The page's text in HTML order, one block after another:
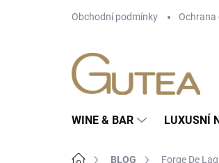
Obchodní podmínky Ochrana
WINE & BAR LUXUSNÍ
Domů BLOG Forge De